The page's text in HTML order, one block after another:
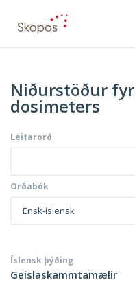
Niðurstöður
dosimeters
Leitarorð
Orðabók
Ensk-íslensk
Íslensk þýðing
Geislaskammtamælir